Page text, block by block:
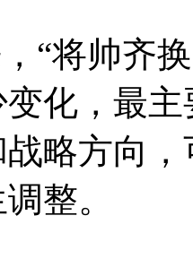
“将帅齐
化，最
略方向
整。